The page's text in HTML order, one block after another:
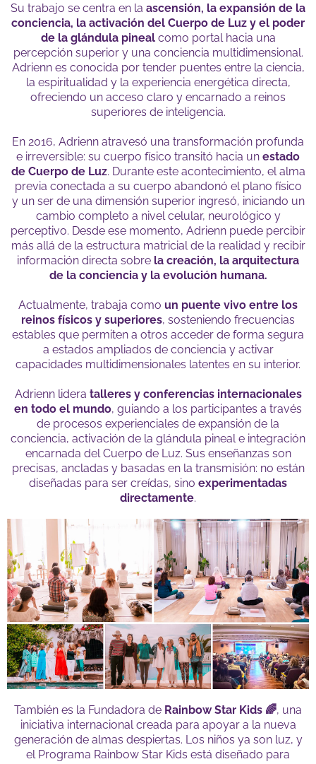
Su trabajo se centra en la ascensión, la expansión de la
conciencia, la activación del Cuerpo de Luz y el poder
de la glándula pinealcomo portal hacia una
percepción superior y una conciencia multidimensional.
Adrienn es conocida por tender puentes entre la ciencia,
la espiritualidad y la experiencia energética directa,
ofreciendo un acceso claro y encarnado a reinos
superiores de inteligencia.
En 2016, Adrienn atravesó una transformación profunda
e irreversible: su cuerpo físico transitó hacia un estado
de Cuerpo de Luz. Durante este acontecimiento, el alma
previa conectada a su cuerpo abandonó el plano físico
y un ser de una dimensión superior ingresó, iniciando un
cambio completo a nivel celular, neurológico y
perceptivo. Desde ese momento, Adrienn puede percibir
más allá de la estructura matricial de la realidad y recibir
información directa sobre la creación, la arquitectura
de la conciencia y la evolución humana.
Actualmente, trabaja como un puente vivo entre los
reinos físicos y superiores, sosteniendo frecuencias
estables que permiten a otros acceder de forma segura
a estados ampliados de conciencia y activar
capacidades multidimensionales latentes en su interior.
Adrienn lidera talleres y conferencias internacionales
en todo el mundo, guiando a los participantes a través
de procesos experienciales de expansión de la
conciencia, activación de la glándula pineal e integración
encarnada del Cuerpo de Luz. Sus enseñanzas son
precisas, ancladas y basadas en la transmisión: no están
diseñadas para ser creídas, sino experimentadas
directamente.
También es la Fundadora de Rainbow Star Kids 🌈, una
iniciativa internacional creada para apoyar a la nueva
generación de almas despiertas. Los niños ya son luz, y
el Programa Rainbow Star Kids está diseñado para